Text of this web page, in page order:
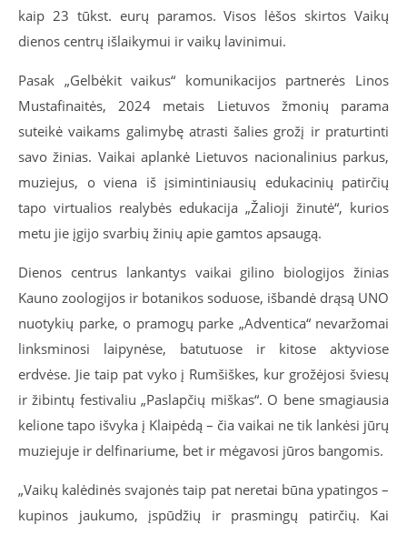
kaip 23 tūkst. eurų paramos. Visos lėšos skirtos Vaikų
dienos centrų išlaikymui ir vaikų lavinimui.
Pasak „Gelbėkit vaikus“ komunikacijos partnerės Linos
Mustafinaitės, 2024 metais Lietuvos žmonių parama
suteikė vaikams galimybę atrasti šalies grožį ir praturtinti
savo žinias. Vaikai aplankė Lietuvos nacionalinius parkus,
muziejus, o viena iš įsimintiniausių edukacinių patirčių
tapo virtualios realybės edukacija „Žalioji žinutė“, kurios
metu jie įgijo svarbių žinių apie gamtos apsaugą.
Dienos centrus lankantys vaikai gilino biologijos žinias
Kauno zoologijos ir botanikos soduose, išbandė drąsą UNO
nuotykių parke, o pramogų parke „Adventica“ nevaržomai
linksminosi laipynėse, batutuose ir kitose aktyviose
erdvėse. Jie taip pat vyko į Rumšiškes, kur grožėjosi šviesų
ir žibintų festivaliu „Paslapčių miškas“. O bene smagiausia
kelione tapo išvyka į Klaipėdą – čia vaikai ne tik lankėsi jūrų
muziejuje ir delfinariume, bet ir mėgavosi jūros bangomis.
„Vaikų kalėdinės svajonės taip pat neretai būna ypatingos –
kupinos jaukumo, įspūdžių ir prasmingų patirčių. Kai